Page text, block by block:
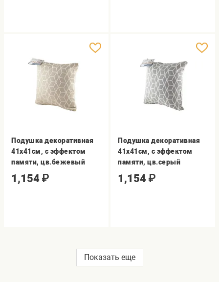
Подушка декоративная
41х41см, с эффектом
памяти, цв.бежевый
1,154 ₽
Подушка декоративная
41х41см, с эффектом
памяти, цв.серый
1,154 ₽
Показать еще